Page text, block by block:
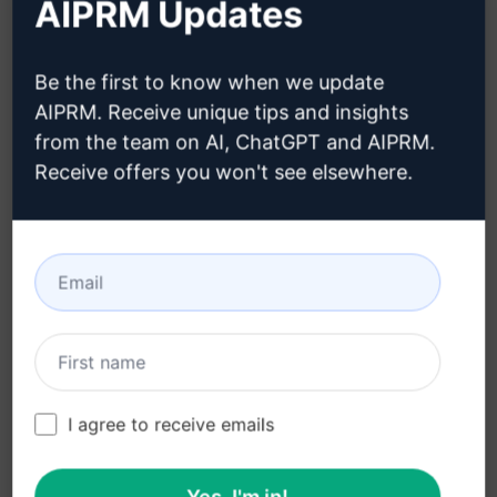
oluşturmanıza destek olur.
Öne Çıkan Özellikler:
Shopware 6 için özelleştirilmiş kod önerileri
Yazılım geliştirme sürecini hızlandırma
kolaylaştırma
Sağladığı Faydalar:
Zaman tasarrufu sağlar
Hata oranını düşürme
Yazılım geliştirme sürecini optimize etme
AIPRM Updates
Be the first to know when we update
AIPRM. Receive unique tips and insights
from the team on AI, ChatGPT and AIPRM.
Receive offers you won't see elsewhere.
I agree to receive emails